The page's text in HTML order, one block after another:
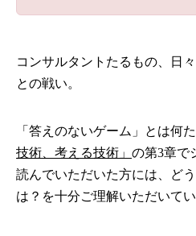
コンサルタントたるもの、日
との戦い。
「答えのないゲーム」とは何
技術、考える技術」 の第3章で
読んでいただいた方には、ど
は？を十分ご理解いただいてい